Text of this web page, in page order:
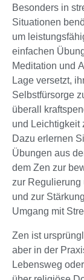
Besonders in
Situationen
um
einfachen
Meditation und
Lage versetzt,
Selbstfürsorge
überall
und Leichtigkeit
Dazu erlernen
Übungen aus
dem Zen zur
zur
und zur
Umgang mit
Zen ist
aber in der
Lebensweg